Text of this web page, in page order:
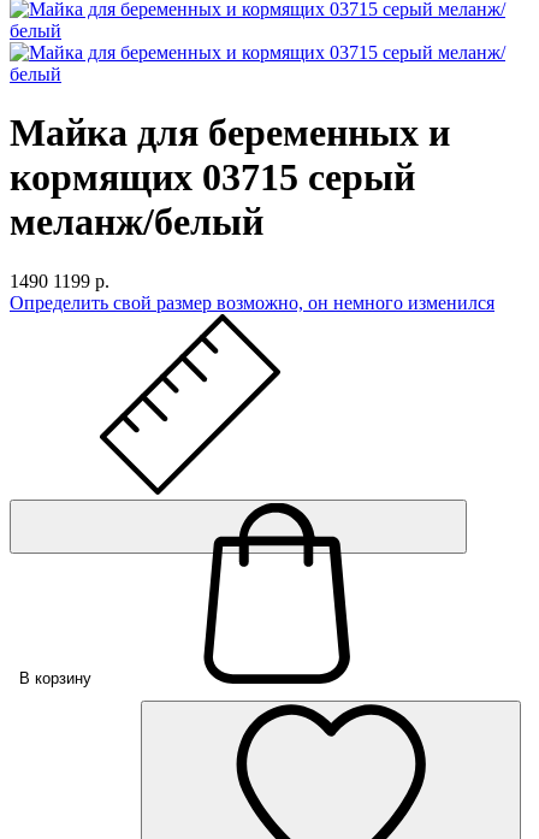
Майка для беременных и
кормящих 03715 серый
меланж/белый
1490 1199 р.
Определить свой размер возможно, он немного изменился
В корзину